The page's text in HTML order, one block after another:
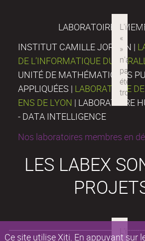
Ce site utilise Xiti. En appuyant sur
LABORATOIRES
INSTITUT CAMILLE JORDAN |
DE L’INFORMATIQUE DU
UNITÉ DE MATHÉMATIQUES
APPLIQUÉES | LABORATOIRE
ENS DE LYON | LABORATOIRE
- DATA INTELLIGENCE
Nos laboratoires membres en
LES LABEX